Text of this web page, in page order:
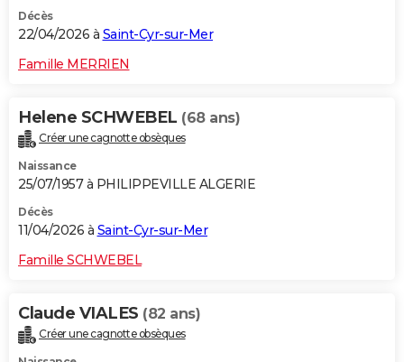
Décès
22/04/2026 à Saint-Cyr-sur-Mer
Famille MERRIEN
Helene SCHWEBEL (68 ans)
Créer une cagnotte obsèques
Naissance
25/07/1957 à PHILIPPEVILLE ALGERIE
Décès
11/04/2026 à Saint-Cyr-sur-Mer
Famille SCHWEBEL
Claude VIALES (82 ans)
Créer une cagnotte obsèques